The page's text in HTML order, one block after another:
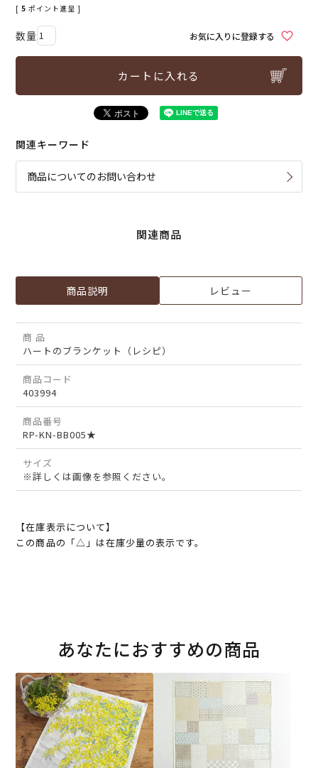
[ 5 ポイント進呈 ]
お気に入りに登録する
カートに入れる
関連キーワード
商品についてのお問い合わせ
関連商品
商品説明 レビュー
商 品
ハートのブランケット（レシピ）
商品コード
403994
商品番号
RP-KN-BB005★
サイズ
※詳しくは画像を参照ください。
【在庫表示について】
この商品の「△」は在庫少量の表示です。
あなたにおすすめの商品